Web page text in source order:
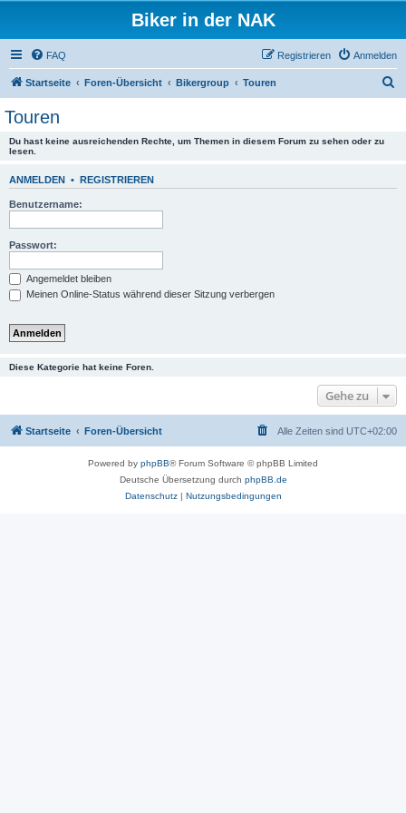
Biker in der NAK
FAQ Anmelden
Registrieren
Startseite Foren-Übersicht Bikergroup Touren
Touren
Du hast keine ausreichenden Rechte, um Themen in diesem Forum zu sehen oder zu
lesen.
ANMELDEN • REGISTRIEREN
Benutzername:
Passwort:
Angemeldet bleiben
Meinen Online-Status während dieser Sitzung verbergen
Diese Kategorie hat keine Foren.
Gehe zu
Startseite Foren-Übersicht Alle Zeiten sind UTC+02:00
Powered by phpBB® Forum Software © phpBB Limited
Deutsche Übersetzung durch phpBB.de
Datenschutz| Nutzungsbedingungen